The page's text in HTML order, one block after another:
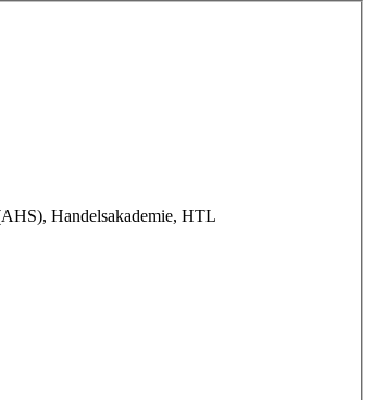
Handelsakademie, HTL